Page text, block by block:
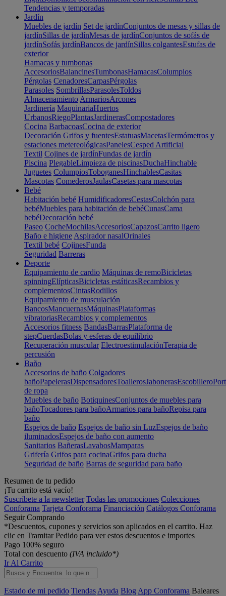
Tendencias y temporadas
Jardín
Muebles de jardín Set de jardínConjuntos de mesas y sillas de
jardínSillas de jardínMesas de jardínConjuntos de sofás de
jardínSofás jardínBancos de jardínSillas colgantesEstufas de
exterior
Hamacas y tumbonas
AccesoriosBalancinesTumbonasHamacasColumpios
Pérgolas CenadoresCarpasPérgolas
Parasoles SombrillasParasolesToldos
Almacenamiento ArmariosArcones
Jardinería MaquinariaHuertos
UrbanosRiegoPlantasJardinerasCompostadores
Cocina BarbacoasCocina de exterior
Decoración Grifos y fuentesEstatuasMacetasTermómetros y
estaciones metereológicasPanelesCesped Artificial
Textil Cojines de jardínFundas de jardín
Piscina PlegableLimpieza de piscinasDuchaHinchable
Juguetes ColumpiosToboganesHinchablesCasitas
Mascotas ComederosJaulasCasetas para mascotas
Bebé
Habitación bebé HumidificadoresCestasColchón para
bebéMuebles para habitación de bebéCunasCama
bebéDecoración bebé
Paseo CocheMochilasAccesoriosCapazosCarrito ligero
Baño e higiene Aspirador nasalOrinales
Textil bebé CojinesFunda
Seguridad Barreras
Deporte
Equipamiento de cardio Máquinas de remoBicicletas
spinningElípticasBicicletas estáticasRecambios y
complementosCintasRodillos
Equipamiento de musculación
BancosMancuernasMáquinasPlataformas
vibratoriasRecambios y complementos
Accesorios fitness BandasBarrasPlataforma de
stepCuerdasBolas y esferas de equilibrio
Recuperación muscular ElectroestimulaciónTerapia de
percusión
Baño
Accesorios de baño Colgadores
bañoPapelerasDispensadoresToallerosJabonerasEscobillero
de ropa
Muebles de baño BotiquinesConjuntos de muebles para
bañoTocadores para bañoArmarios para bañoRepisa para
baño
Espejos de baño Espejos de baño sin LuzEspejos de baño
iluminadosEspejos de baño con aumento
Sanitarios BañerasLavabosMamparas
Grifería Grifos para cocinaGrifos para ducha
Seguridad de baño Barras de seguridad para baño
Resumen de tu pedido
¡Tu carrito está vacío!
Suscríbete a la newsletter Todas las promociones Colecciones
Conforama Tarjeta Conforama Financiación Catálogos Conforama
Seguir Comprando
*Descuentos, cupones y servicios son aplicados en el carrito. Haz
clic en Tramitar Pedido para ver estos descuentos e importes
Pago 100% seguro
Total con descuento (IVA incluido*)
Ir Al Carrito
Estado de mi pedido Tiendas Ayuda Blog App Conforama Baleares